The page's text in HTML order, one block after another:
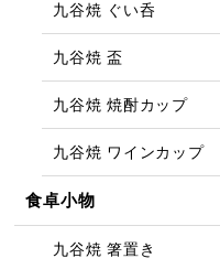
九谷焼 ぐい呑
九谷焼 盃
九谷焼 焼酎カップ
九谷焼 ワインカップ
食卓小物
九谷焼 箸置き